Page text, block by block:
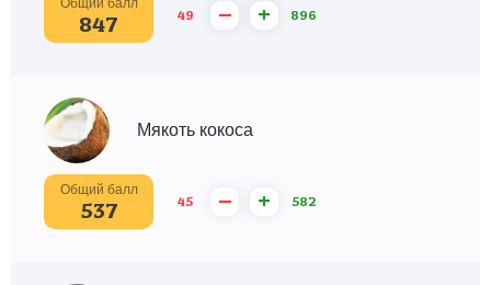
Общий балл
847 49 – + 896
Мякоть кокоса
Общий балл
537 45 – + 582